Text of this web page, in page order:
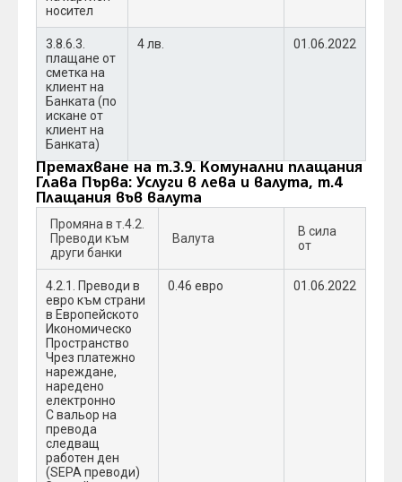
носител
3.8.6.3.
плащане от
сметка на
клиент на
Банката (по
искане от
клиент на
Банката)
4 лв. 01.06.2022
Премахване на т.3.9. Комунални плащания
Глава Първа: Услуги в лева и валута, т.4
Плащания във валута
Промяна в т.4.2.
Преводи към
други банки
Валута
В сила
от
4.2.1. Преводи в
евро към страни
в Европейското
Икономическо
Пространство
Чрез платежно
нареждане,
наредено
електронно
С вальор на
превода
следващ
работен ден
(SEPA преводи)
0.46 евро 01.06.2022